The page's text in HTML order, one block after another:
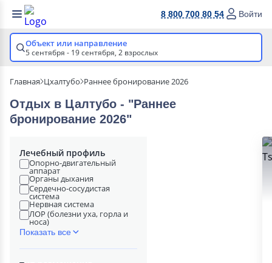
8 800 700 80 54 Войти
Объект или направление
5 сентября - 19 сентября, 2 взрослых
Главная Цхалтубо Раннее бронирование 2026
Отдых в Цалтубо - "Раннее
бронирование 2026"
Лечебный профиль
Опорно-двигательный
аппарат
Органы дыхания
Сердечно-сосудистая
система
Нервная система
ЛОР (болезни уха, горла и
носа)
Показать все